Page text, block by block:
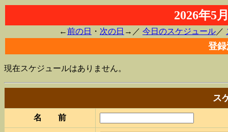
2026年5
←前の日 ・ 次の日 →／ 今日のスケジュール ／
登
現在スケジュールはありません。
ス
名 前